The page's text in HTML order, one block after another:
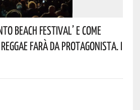
Beach Festival’ E Come
Farà Da Protagonista. I